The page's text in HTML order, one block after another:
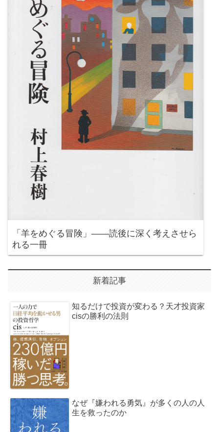
「羊をめぐる冒険」――読後に深く考えさせら
れる一冊
新着記事
知るだけで投資が変わる？天才投資家
cisの勝利の法則
なぜ『嫌われる勇気』が多くの人の人
生を救ったのか